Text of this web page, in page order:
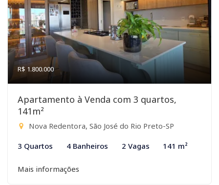
R$ 1.800.000
Apartamento à Venda com 3 quartos,
141m²
Nova Redentora, São José do Rio Preto-SP
3 Quartos 4 Banheiros 2 Vagas 141 m²
Mais informações